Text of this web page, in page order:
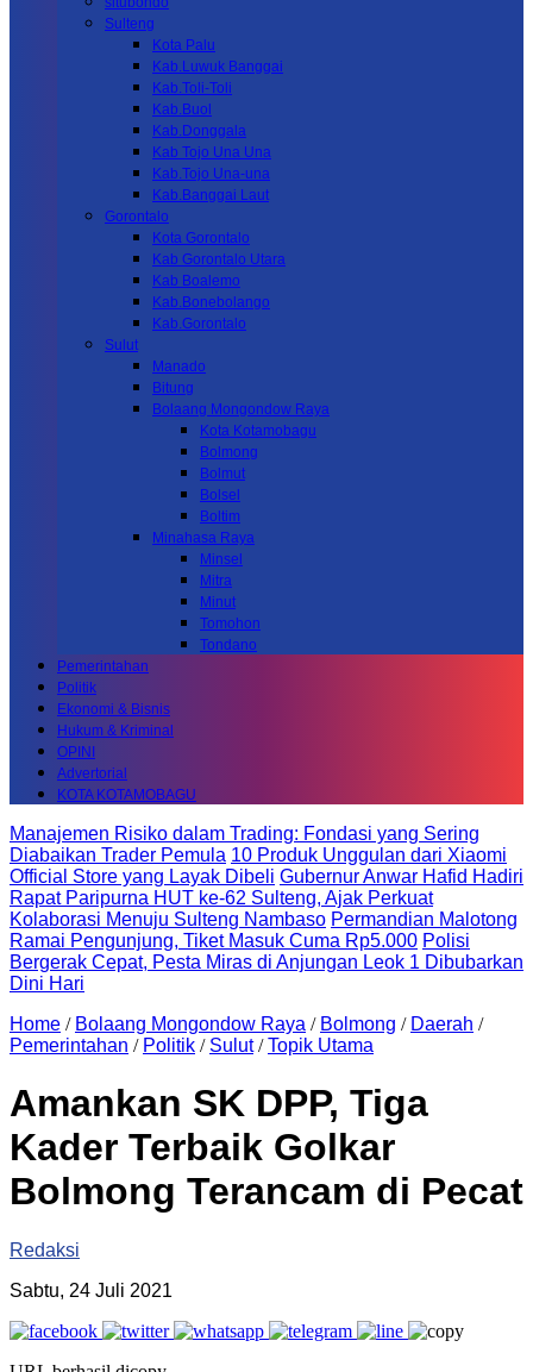
Sulteng
Kota Palu
Kab.Luwuk Banggai
Kab.Toli-Toli
Kab.Buol
Kab.Donggala
Kab Tojo Una Una
Kab.Tojo Una-una
Kab.Banggai Laut
Gorontalo
Kota Gorontalo
Kab Gorontalo Utara
Kab Boalemo
Kab.Bonebolango
Kab.Gorontalo
Sulut
Manado
Bitung
Bolaang Mongondow Raya
Kota Kotamobagu
Bolmong
Bolmut
Bolsel
Boltim
Minahasa Raya
Minsel
Mitra
Minut
Tomohon
Tondano
Pemerintahan
Politik
Ekonomi & Bisnis
Hukum & Kriminal
OPINI
Advertorial
KOTA KOTAMOBAGU
Manajemen Risiko dalam Trading: Fondasi yang Sering
Diabaikan Trader Pemula 10 Produk Unggulan dari Xiaomi
Official Store yang Layak Dibeli Gubernur Anwar Hafid Hadiri
Rapat Paripurna HUT ke-62 Sulteng, Ajak Perkuat
Kolaborasi Menuju Sulteng Nambaso Permandian Malotong
Ramai Pengunjung, Tiket Masuk Cuma Rp5.000 Polisi
Bergerak Cepat, Pesta Miras di Anjungan Leok 1 Dibubarkan
Dini Hari
Home / Bolaang Mongondow Raya / Bolmong / Daerah /
Pemerintahan / Politik / Sulut/Topik Utama
Amankan SK DPP, Tiga
Kader Terbaik Golkar
Bolmong Terancam di Pecat
Redaksi
Sabtu, 24 Juli 2021